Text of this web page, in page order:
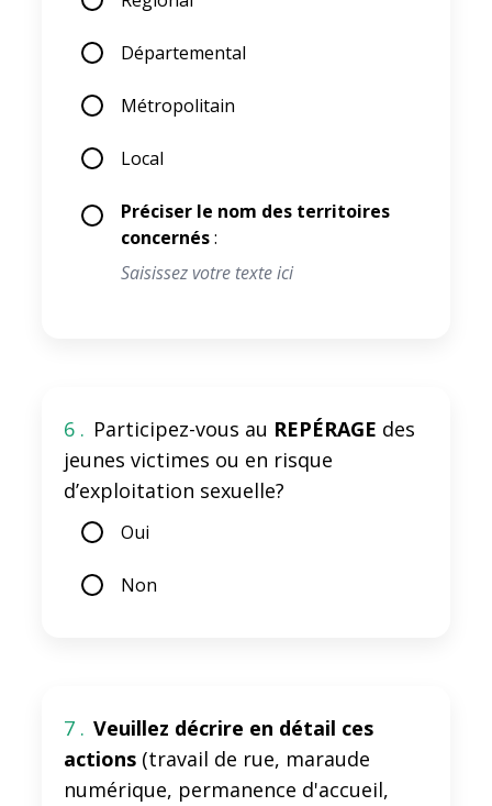
Départemental
Métropolitain
Local
Préciser le nom des territoires
concernés:
6 . Participez-vous au REPÉRAGE des
jeunes victimes ou en risque
d’exploitation sexuelle?
Oui
Non
7 . Veuillez décrire en détail ces
actions (travail de rue, maraude
numérique, permanence d'accueil,